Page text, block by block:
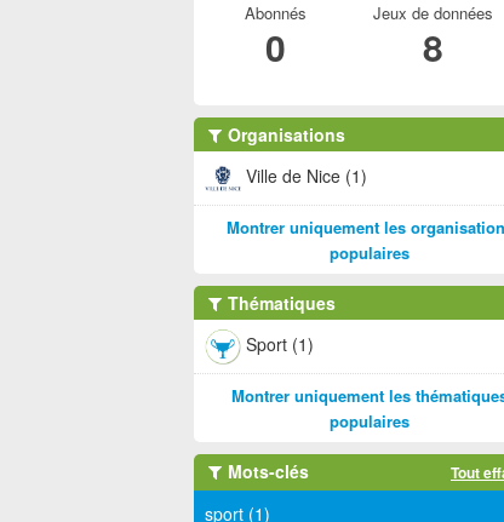
Abonnés
0
Jeux de données
8
Organisations
Ville de Nice (1)
Montrer uniquement les
populaires
Thématiques
Sport (1)
Montrer uniquement les
populaires
Mots-clés Tout
sport (1)